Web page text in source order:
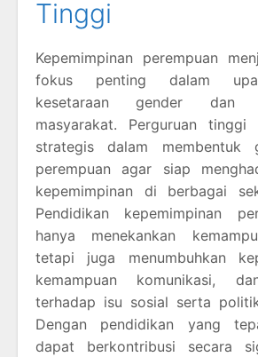
Tinggi
Kepemimpinan perempuan
fokus penting dalam
kesetaraan gender dan
masyarakat. Perguruan tinggi
strategis dalam membentuk
perempuan agar siap
kepemimpinan di berbagai
Pendidikan kepemimpinan
hanya menekankan
tetapi juga menumbuhkan
kemampuan komunikasi,
terhadap isu sosial serta
Dengan pendidikan yang
dapat berkontribusi secara